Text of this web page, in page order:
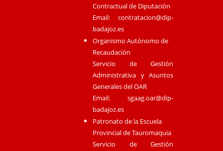
Contractual de Diputación
Email:contratacion@dip-
badajoz.es
Organismo Autónomo de
Recaudación
Servicio de Gestión
Administrativa y Asuntos
Generales del OAR
Email:sgaag.oar@dip-
badajoz.es
Patronato de la Escuela
Provincial de Tauromaquia
Servicio de Gestión